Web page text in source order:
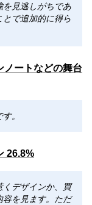
を見逃しがちであ
で追加的に得ら
ノートなどの舞台
。
26.8%
くデザインか、買
容を見ます。ただ